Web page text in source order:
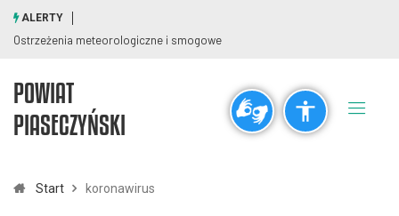
visibility_off title
ALERTY
Ostrzeżenia meteorologiczne i smogowe
POWIAT
PIASECZYŃSKI
Start koronawirus